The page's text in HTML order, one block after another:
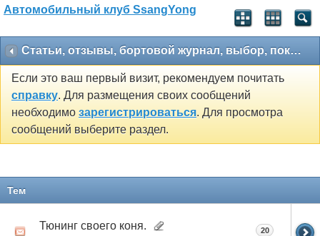
Автомобильный клуб SsangYong
Статьи, отзывы, бортовой журнал, выбор, покупка
Если это ваш первый визит, рекомендуем почитать
справку. Для размещения своих сообщений
необходимо зарегистрироваться. Для просмотра
сообщений выберите раздел.
Тем
Тюнинг своего коня. 20